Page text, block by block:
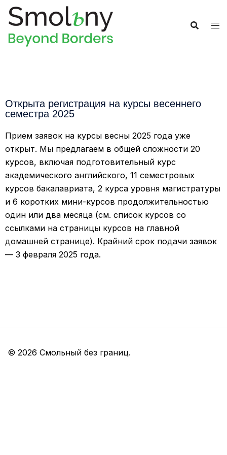
Открыта регистрация на курсы весеннего
семестра 2025
Прием заявок на курсы весны 2025 года уже
открыт. Мы предлагаем в общей сложности 20
курсов, включая подготовительный курс
академического английского, 11 семестровых
курсов бакалавриата, 2 курса уровня магистратуры
и 6 коротких мини-курсов продолжительностью
один или два месяца (см. список курсов со
ссылками на страницы курсов на главной
домашней странице). Крайний срок подачи заявок
— 3 февраля 2025 года.
© 2026 Смольный без границ.